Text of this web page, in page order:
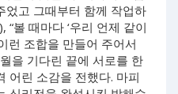
었고 그때부터 함께 작업하
“볼 때마다 ‘우리 언제 같이
런 조합을 만들어 주어서
을 기다린 끝에 서로를 한
어린 소감을 전했다. 마피